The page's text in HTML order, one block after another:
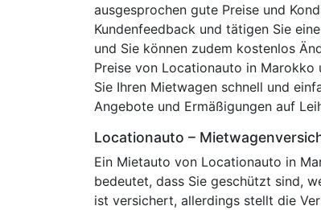
ausgesprochen gute Preise und
Kundenfeedback und tätigen Sie
und Sie können zudem kostenlos
Preise von Locationauto in Marokko
Sie Ihren Mietwagen schnell und
Angebote und Ermäßigungen auf
Locationauto –
Ein Mietauto von Locationauto in
bedeutet, dass Sie geschützt sind,
ist versichert, allerdings stellt die